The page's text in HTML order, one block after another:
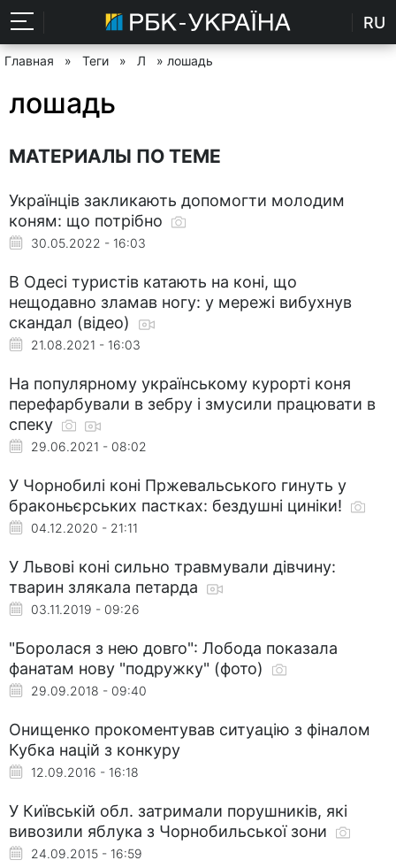
RU
Главная » Теги » Л » лошадь
лошадь
МАТЕРИАЛЫ ПО ТЕМЕ
Українців закликають допомогти молодим
коням: що потрібно
30.05.2022 - 16:03
В Одесі туристів катають на коні, що
нещодавно зламав ногу: у мережі вибухнув
скандал (відео)
21.08.2021 - 16:03
На популярному українському курорті коня
перефарбували в зебру і змусили працювати в
спеку
29.06.2021 - 08:02
У Чорнобилі коні Пржевальського гинуть у
браконьєрських пастках: бездушні циніки!
04.12.2020 - 21:11
У Львові коні сильно травмували дівчину:
тварин злякала петарда
03.11.2019 - 09:26
"Боролася з нею довго": Лобода показала
фанатам нову "подружку" (фото)
29.09.2018 - 09:40
Онищенко прокоментував ситуацію з фіналом
Кубка націй з конкуру
12.09.2016 - 16:18
У Київській обл. затримали порушників, які
вивозили яблука з Чорнобильської зони
24.09.2015 - 16:59